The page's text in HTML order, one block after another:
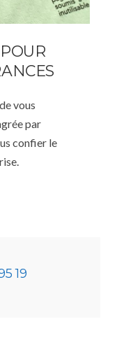
vous
par
confier le
19